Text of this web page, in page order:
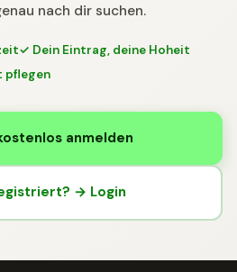
nach dir suchen.
✓ Dein Eintrag, deine Hoheit
pflegen
anmelden
→ Login